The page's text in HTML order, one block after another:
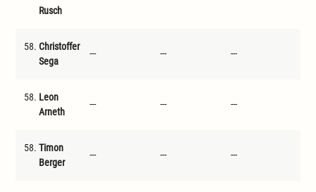
Rusch
58. Christoffer
Sega
--- --- ---
58. Leon
Arneth
--- --- ---
58. Timon
Berger
--- --- ---